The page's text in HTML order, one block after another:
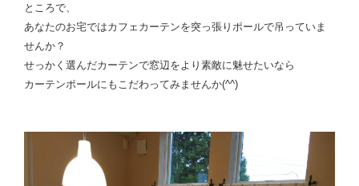
ところで、
あなたのお宅ではカフェカーテンを突っ張りポールで吊っていま
せんか？
せっかく選んだカーテンで窓辺をより素敵に魅せたいなら
カーテンポールにもこだわってみませんか(^^)